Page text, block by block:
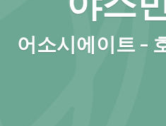
어소시에이트 -